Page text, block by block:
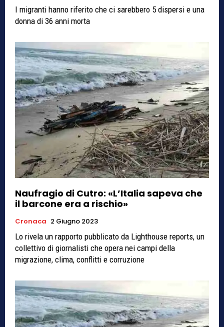
I migranti hanno riferito che ci sarebbero 5 dispersi e una
donna di 36 anni morta
Naufragio di Cutro: «L’Italia sapeva che
il barcone era a rischio»
Cronaca 2 Giugno 2023
Lo rivela un rapporto pubblicato da Lighthouse reports, un
collettivo di giornalisti che opera nei campi della
migrazione, clima, conflitti e corruzione